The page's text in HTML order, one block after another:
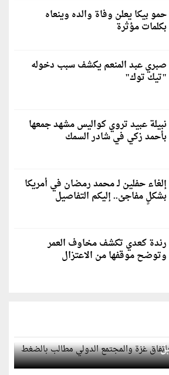
حمو بيكا يعلن وفاة والده وينعاه
بكلمات مؤثرة
صبري عبد المنعم يكشف سبب دخوله
"تيك توك"
نبيلة عبيد تروي كواليس مشهد جمعها
بأحمد زكي في شادر السمك
إلغاء حفلين لـ محمد رمضان في أمريكا
بشكلٍ مفاجئ.. إليكم التفاصيل
رندة كعدي تكشف مخاوف العمر
وتوضح موقفها من الاعتزال
غزة والمجتمع الدولي مطالب